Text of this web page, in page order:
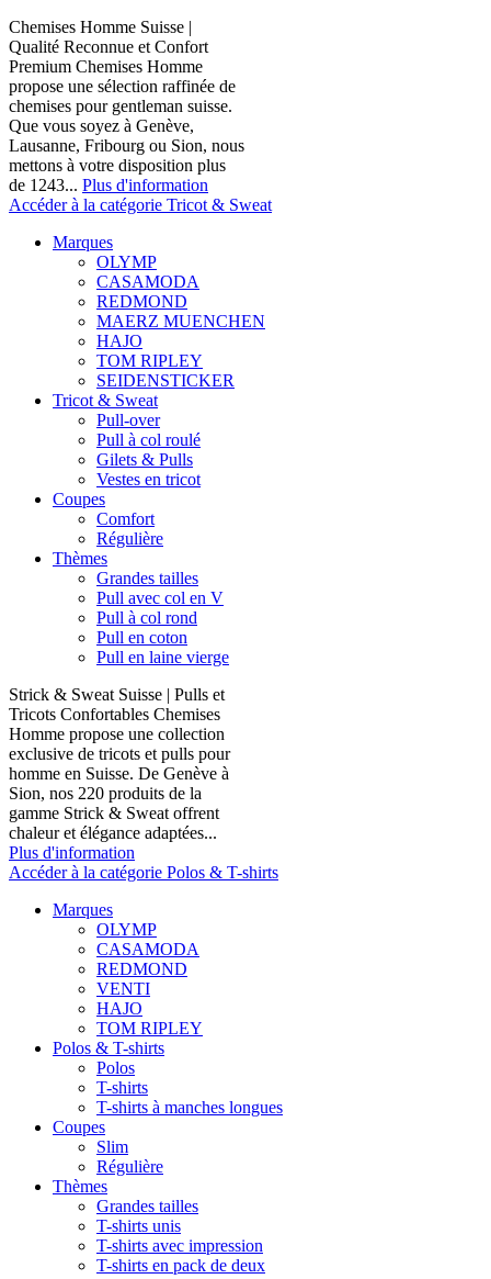
Chemises Homme Suisse |
Qualité Reconnue et Confort
Premium Chemises Homme
propose une sélection raffinée de
chemises pour gentleman suisse.
Que vous soyez à Genève,
Lausanne, Fribourg ou Sion, nous
mettons à votre disposition plus
de 1243... Plus d'information
Accéder à la catégorie Tricot & Sweat
Marques
OLYMP
CASAMODA
REDMOND
MAERZ MUENCHEN
HAJO
TOM RIPLEY
SEIDENSTICKER
Tricot & Sweat
Pull-over
Pull à col roulé
Gilets & Pulls
Vestes en tricot
Coupes
Comfort
Régulière
Thèmes
Grandes tailles
Pull avec col en V
Pull à col rond
Pull en coton
Pull en laine vierge
Strick & Sweat Suisse | Pulls et
Tricots Confortables Chemises
Homme propose une collection
exclusive de tricots et pulls pour
homme en Suisse. De Genève à
Sion, nos 220 produits de la
gamme Strick & Sweat offrent
chaleur et élégance adaptées...
Plus d'information
Accéder à la catégorie Polos & T-shirts
Marques
OLYMP
CASAMODA
REDMOND
VENTI
HAJO
TOM RIPLEY
Polos & T-shirts
Polos
T-shirts
T-shirts à manches longues
Coupes
Slim
Régulière
Thèmes
Grandes tailles
T-shirts unis
T-shirts avec impression
T-shirts en pack de deux